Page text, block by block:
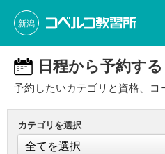
新潟
日程から予約する
予約したいカテゴリと資格、コ
カテゴリを選択